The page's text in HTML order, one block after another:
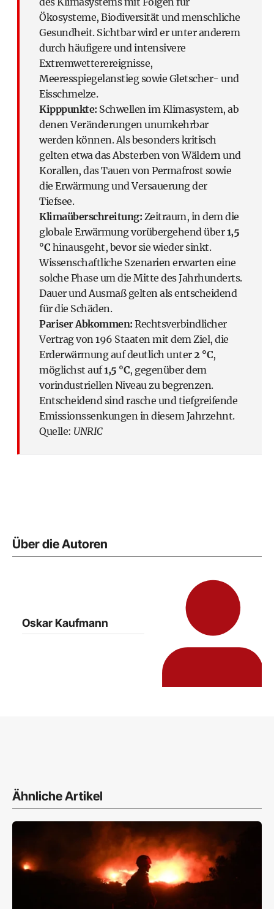
Ökosysteme, Biodiversität und menschliche
Gesundheit. Sichtbar wird er unter anderem
durch häufigere und intensivere
Extremwetterereignisse,
Meeresspiegelanstieg sowie Gletscher- und
Eisschmelze.
Kipppunkte: Schwellen im Klimasystem, ab
denen Veränderungen unumkehrbar
werden können. Als besonders kritisch
gelten etwa das Absterben von Wäldern und
Korallen, das Tauen von Permafrost sowie
die Erwärmung und Versauerung der
Tiefsee.
Klimaüberschreitung: Zeitraum, in dem die
globale Erwärmung vorübergehend über1,5
°C hinausgeht, bevor sie wieder sinkt.
Wissenschaftliche Szenarien erwarten eine
solche Phase um die Mitte des Jahrhunderts.
Dauer und Ausmaß gelten als entscheidend
für die Schäden.
Pariser Abkommen: Rechtsverbindlicher
Vertrag von 196 Staaten mit dem Ziel, die
Erderwärmung auf deutlich unter2 °C,
möglichst auf1,5 °C, gegenüber dem
vorindustriellen Niveau zu begrenzen.
Entscheidend sind rasche und tiefgreifende
Emissionssenkungen in diesem Jahrzehnt.
Quelle: UNRIC
Über die Autoren
Oskar Kaufmann
Ähnliche Artikel